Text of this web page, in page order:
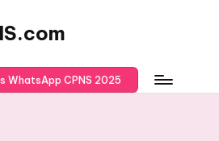
WhatsApp CPNS 2025